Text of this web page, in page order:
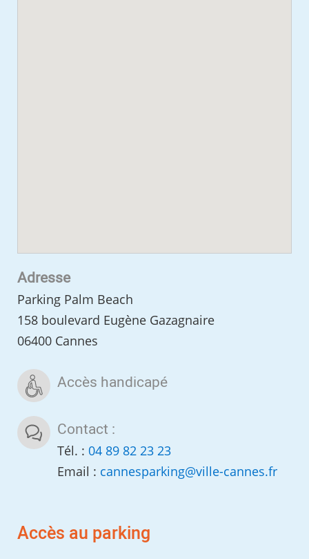
Adresse
Parking Palm Beach
158 boulevard Eugène Gazagnaire
06400 Cannes
Accès handicapé
Contact :
Tél. : 04 89 82 23 23
Email : cannesparking@ville-cannes.fr
Accès au parking